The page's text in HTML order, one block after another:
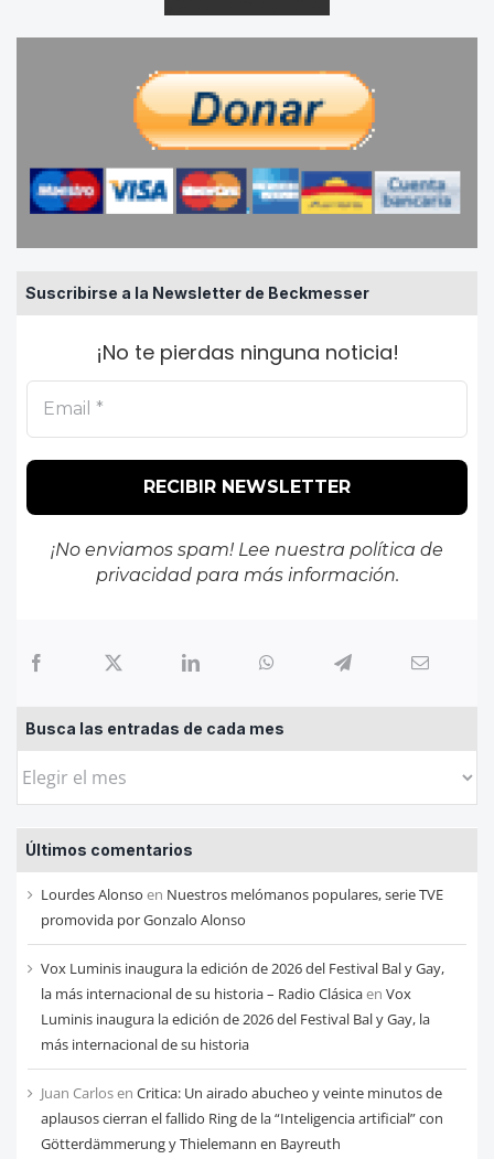
Suscribirse a la Newsletter de Beckmesser
¡No te pierdas ninguna noticia!
¡No enviamos spam! Lee nuestra política de
privacidadpara más información.
Busca las entradas de cada mes
Busca
entradas
de
cada
mes
Últimos comentarios
Lourdes Alonso en Nuestros melómanos populares, serie TVE
promovida por Gonzalo Alonso
Vox Luminis inaugura la edición de 2026 del Festival Bal y Gay,
la más internacional de su historia – Radio Clásicaen Vox
Luminis inaugura la edición de 2026 del Festival Bal y Gay, la
más internacional de su historia
Juan Carlosen Critica: Un airado abucheo y veinte minutos de
aplausos cierran el fallido Ring de la “Inteligencia artificial” con
Götterdämmerung y Thielemann en Bayreuth